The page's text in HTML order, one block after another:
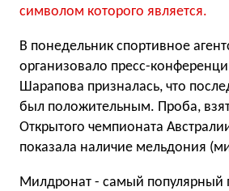
символом которого является.
В понедельник спортивное
организовало пресс-
Шарапова призналась, что
был положительным. Проба,
Открытого чемпионата
показала наличие мельдония
Милдронат - самый популярный